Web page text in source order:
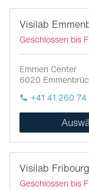
Visilab
Geschlossen bis
Emmen Center
6020
+41 41 260
Visilab
Geschlossen bis